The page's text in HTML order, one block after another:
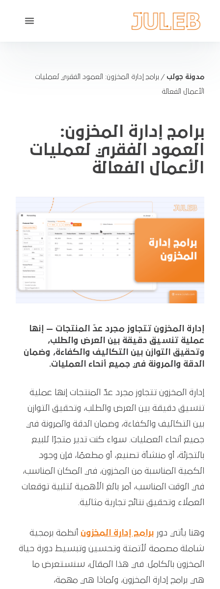
مدونة جولب / برامج إدارة المخزون: العمود الفقري لعمليات
الأعمال الفعالة
برامج إدارة المخزون:
العمود الفقري لعمليات
الأعمال الفعالة
إدارة المخزون تتجاوز مجرد عدّ المنتجات — إنها
عملية تنسيق دقيقة بين العرض والطلب،
وتحقيق التوازن بين التكاليف والكفاءة، وضمان
الدقة والمرونة في جميع أنحاء العمليات.
إدارة المخزون تتجاوز مجرد عدّ المنتجات إنها عملية
تنسيق دقيقة بين العرض والطلب، وتحقيق التوازن
بين التكاليف والكفاءة، وضمان الدقة والمرونة في
جميع أنحاء العمليات. سواء كنت تدير متجرًا للبيع
بالتجزئة، أو منشأة تصنيع، أو مطعمًا، فإن وجود
الكمية المناسبة من المخزون، في المكان المناسب،
في الوقت المناسب، أمر بالغ الأهمية لتلبية توقعات
العملاء وتحقيق نتائج تجارية مثالية.
وهنا يأتي دور برامج إدارة المخزون أنظمة برمجية
شاملة مصممة لأتمتة وتحسين وتبسيط دورة حياة
المخزون بالكامل. في هذا المقال، سنستعرض ما
هي برامج إدارة المخزون، ولماذا هي مهمة،